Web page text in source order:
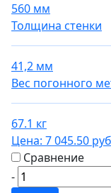
560 мм
Толщина стенки
41,2 мм
Вес погонного
67.1 кг
Цена: 7 045.50
Сравнение
-